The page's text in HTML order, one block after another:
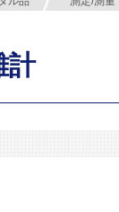
計